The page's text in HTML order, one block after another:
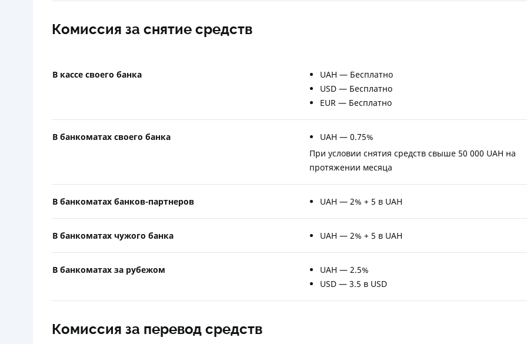
Комиссия за снятие средств
В кассе своего банка
UAH — Бесплатно
USD — Бесплатно
EUR — Бесплатно
В банкоматах своего банка
UAH — 0.75%
При условии снятия средств свыше 50 000 UAH на
протяжении месяца
В банкоматах банков-партнеров UAH — 2% + 5 в UAH
В банкоматах чужого банка UAH — 2% + 5 в UAH
В банкоматах за рубежом
UAH — 2.5%
USD — 3.5 в USD
Комиссия за перевод средств